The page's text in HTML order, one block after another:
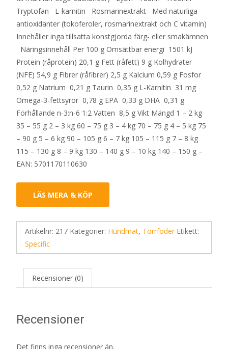
Tryptofan L-karnitin Rosmarinextrakt Med naturliga
antioxidanter (tokoferoler, rosmarinextrakt och C vitamin)
Innehåller inga tillsatta konstgjorda färg- eller smakämnen
Näringsinnehåll Per 100 g Omsättbar energi 1501 kJ
Protein (råprotein) 20,1 g Fett (råfett) 9 g Kolhydrater
(NFE) 54,9 g Fibrer (råfibrer) 2,5 g Kalcium 0,59 g Fosfor
0,52 g Natrium 0,21 g Taurin 0,35 g L-Karnitin 31 mg
Omega-3-fettsyror 0,78 g EPA 0,33 g DHA 0,31 g
Förhållande n-3:n-6 1:2 Vatten 8,5 g Vikt Mängd 1 – 2 kg
35 – 55 g 2 – 3 kg 60 – 75 g 3 – 4 kg 70 – 75 g 4 – 5 kg 75
– 90 g 5 – 6 kg 90 – 105 g 6 – 7 kg 105 – 115 g 7 – 8 kg
115 – 130 g 8 – 9 kg 130 – 140 g 9 – 10 kg 140 – 150 g –
EAN: 5701170110630
LÄS MERA & KÖP
Artikelnr: 217 Kategorier: Hundmat, Torrfoder Etikett:
Specific
Recensioner (0)
Recensioner
Det finns inga recensioner än.